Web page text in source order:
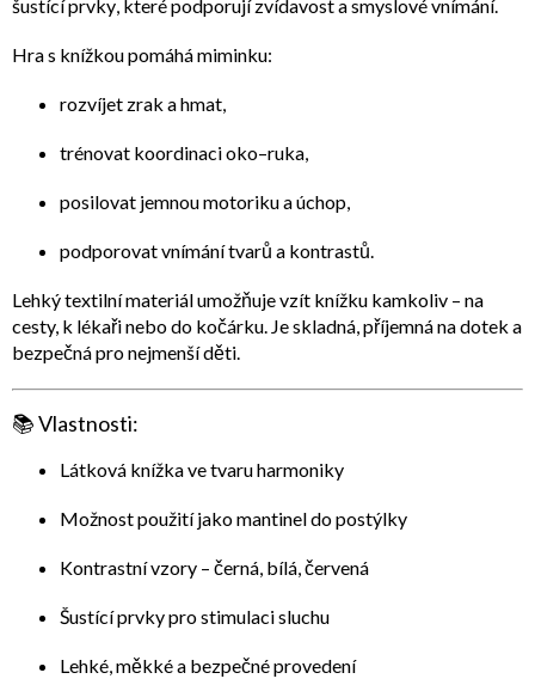
šustící prvky, které podporují zvídavost a smyslové vnímání.
Hra s knížkou pomáhá miminku:
rozvíjet zrak a hmat,
trénovat koordinaci oko–ruka,
posilovat jemnou motoriku a úchop,
podporovatvnímání tvarů a kontrastů.
Lehký textilní materiál umožňuje vzít knížku kamkoliv – na
cesty, k lékaři nebo do kočárku. Je skladná, příjemná na dotek a
bezpečná pro nejmenší děti.
📚Vlastnosti:
Látková knížka ve tvaru harmoniky
Možnost použití jako mantinel do postýlky
Kontrastní vzory – černá, bílá, červená
Šustící prvky pro stimulaci sluchu
Lehké, měkké a bezpečné provedení